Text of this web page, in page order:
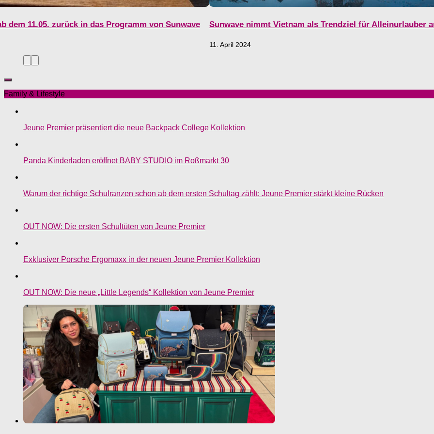
Sunwave nimmt Vietnam als Trendziel für Alleinurlauber
11. April 2024
dem 11.05. zurück in das Programm von Sunwave
Family & Lifestyle
Jeune Premier präsentiert die neue Backpack College Kollektion
Panda Kinderladen eröffnet BABY STUDIO im Roßmarkt 30
Warum der richtige Schulranzen schon ab dem ersten Schultag zählt: Jeune Premier stärkt kleine Rücken
OUT NOW: Die ersten Schultüten von Jeune Premier
Exklusiver Porsche Ergomaxx in der neuen Jeune Premier Kollektion
OUT NOW: Die neue „Little Legends“ Kollektion von Jeune Premier